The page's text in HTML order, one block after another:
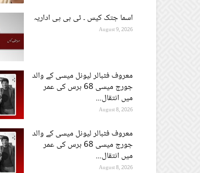
اسما جتک کیس ۔ ٹی بی پی اداریہ
August 9, 2026
معروف فٹبالر لیونل میسی کے والد
جورج میسی 68 برس کی عمر
میں انتقال...
August 8, 2026
معروف فٹبالر لیونل میسی کے والد
جورج میسی 68 برس کی عمر
میں انتقال...
August 8, 2026